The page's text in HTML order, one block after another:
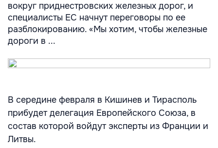
вокруг приднестровских железных дорог, и
специалисты ЕС начнут переговоры по ее
разблокированию. «Мы хотим, чтобы железные
дороги в ...
В середине февраля в Кишинев и Тирасполь
прибудет делегация Европейского Союза, в
состав которой войдут эксперты из Франции и
Литвы.